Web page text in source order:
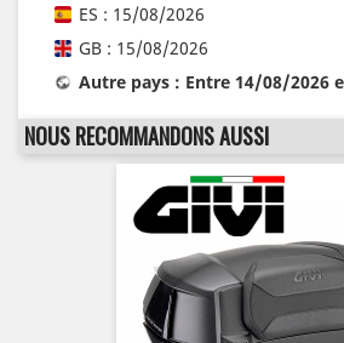
ES : 15/08/2026
GB : 15/08/2026
Autre pays : Entre 14/08/2026
NOUS RECOMMANDONS AUSSI